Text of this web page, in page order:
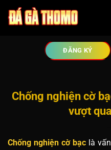
ĐĂNG KÝ
Chống nghiện cờ
vượt
Chống nghiện cờ bạc là